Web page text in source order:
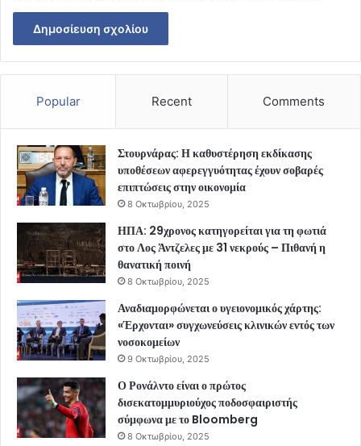
Popular Recent Comments
Στουρνάρας: Η καθυστέρηση εκδίκασης
υποθέσεων αφερεγγυότητας έχουν σοβαρές
επιπτώσεις στην οικονομία
8 Οκτωβρίου, 2025
ΗΠΑ: 29χρονος κατηγορείται για τη φωτιά
στο Λος Άντζελες με 31 νεκρούς – Πιθανή η
θανατική ποινή
8 Οκτωβρίου, 2025
Αναδιαμορφώνεται ο υγειονομικός χάρτης:
«Έρχονται» συγχωνεύσεις κλινικών εντός των
νοσοκομείων
9 Οκτωβρίου, 2025
Ο Ρονάλντο είναι ο πρώτος
δισεκατομμυριούχος ποδοσφαιριστής
σύμφωνα με το Bloomberg
8 Οκτωβρίου, 2025